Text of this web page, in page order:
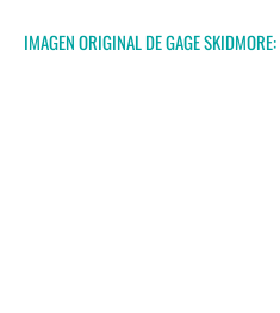
IMAGEN ORIGINAL DE GAGE SKIDMORE: